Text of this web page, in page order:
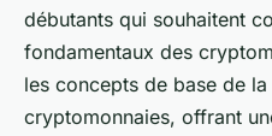
débutants qui souhaitent
fondamentaux des
les concepts de base de
cryptomonnaies, offrant